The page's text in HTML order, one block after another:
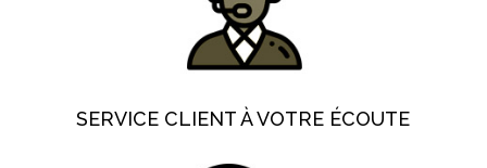
SERVICE CLIENT À VOTRE ÉCOUTE